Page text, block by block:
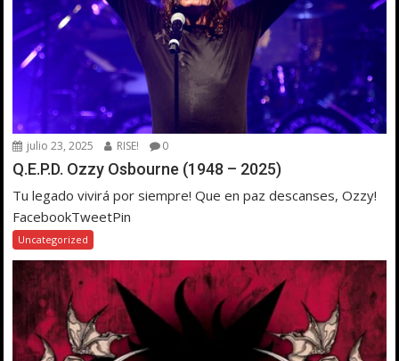
julio 23, 2025 RISE! 0
Q.E.P.D. Ozzy Osbourne (1948 – 2025)
Tu legado vivirá por siempre! Que en paz descanses, Ozzy!
FacebookTweetPin
Uncategorized